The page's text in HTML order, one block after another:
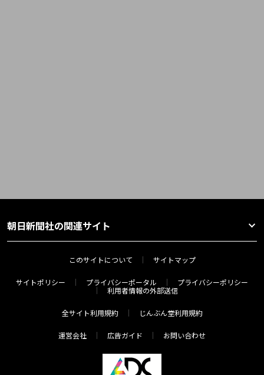
朝日新聞社の関連サイト
このサイトについて サイトマップ
サイトポリシー プライバシーポータル
プライバシーポリシー
利用者情報の外部送信
全サイト利用規約 じんぶん堂利用規約
運営会社 広告ガイド お問い合わせ